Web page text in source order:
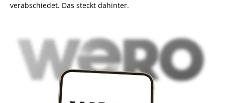
verabschiedet. Das steckt dahinter.